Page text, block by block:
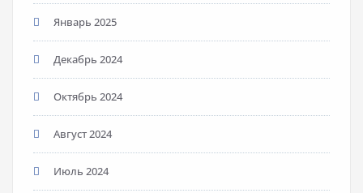
Январь 2025
Декабрь 2024
Октябрь 2024
Август 2024
Июль 2024